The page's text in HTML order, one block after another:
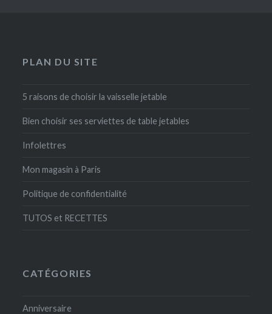
PLAN DU SITE
5 raisons de choisir la vaisselle jetable
Bien choisir ses serviettes de table jetables
Infolettres
Mon magasin à Paris
Politique de confidentialité
TUTOS et RECETTES
CATÉGORIES
Anniversaire